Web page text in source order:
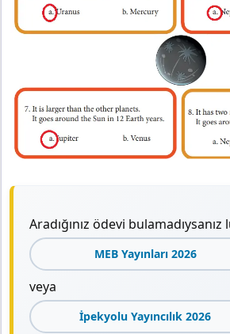
Aradığınız ödevi bulamadıysanız
MEB Yayınları 2026
veya
İpekyolu Yayıncılık 2026